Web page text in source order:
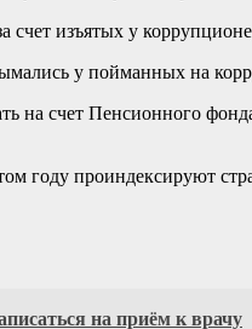
у пойманных на
на счет Пенсионного
году проиндексируют
на приём к врачу